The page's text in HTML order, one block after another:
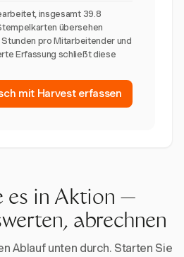
insgesamt 39.8
übersehen
pro Mitarbeitender und
Erfassung schließt diese
mit Harvest erfassen
es in Aktion —
abrechnen
Ablauf unten durch. Starten Sie